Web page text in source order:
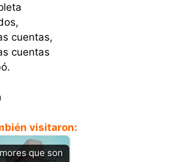
cuentas,
cuentas
visitaron:
que son